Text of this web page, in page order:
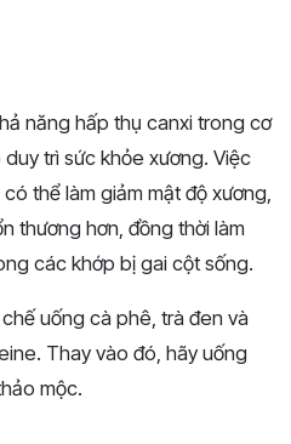
năng hấp thụ canxi trong cơ
trì sức khỏe xương. Việc
thể làm giảm mật độ xương,
thương hơn, đồng thời làm
các khớp bị gai cột sống.
chế uống cà phê, trà đen và
Thay vào đó, hãy uống
mộc.